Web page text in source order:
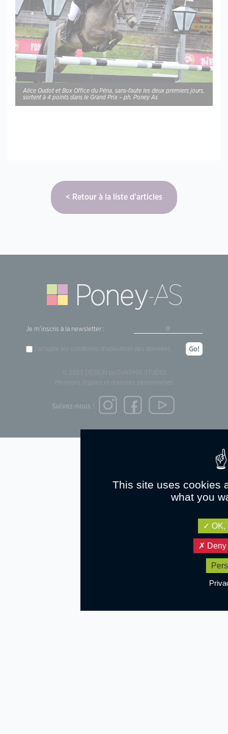
Alice Oudot et Box Office du Péna, sans-faute les deux premiers jours,
sortent à 4 points dans le Grand Prix – ph. Poney As
Retour à la liste d'articles
© 2023 DESIGN by
OVARMA STUDIO
Mentions légales et données personnelles
Je m'inscris à la newsletter :
j'accepte les conditions d'utilisation des données Go!
Suivez-nous !
This site uses cookies
what you
OK,